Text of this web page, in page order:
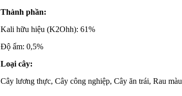
Thành phần:
Kali hữu hiệu (K2Ohh): 61%
Độ ẩm: 0,5%
Loại cây:
Cây lương thực, Cây công nghiệp, Cây ăn trái, Rau màu